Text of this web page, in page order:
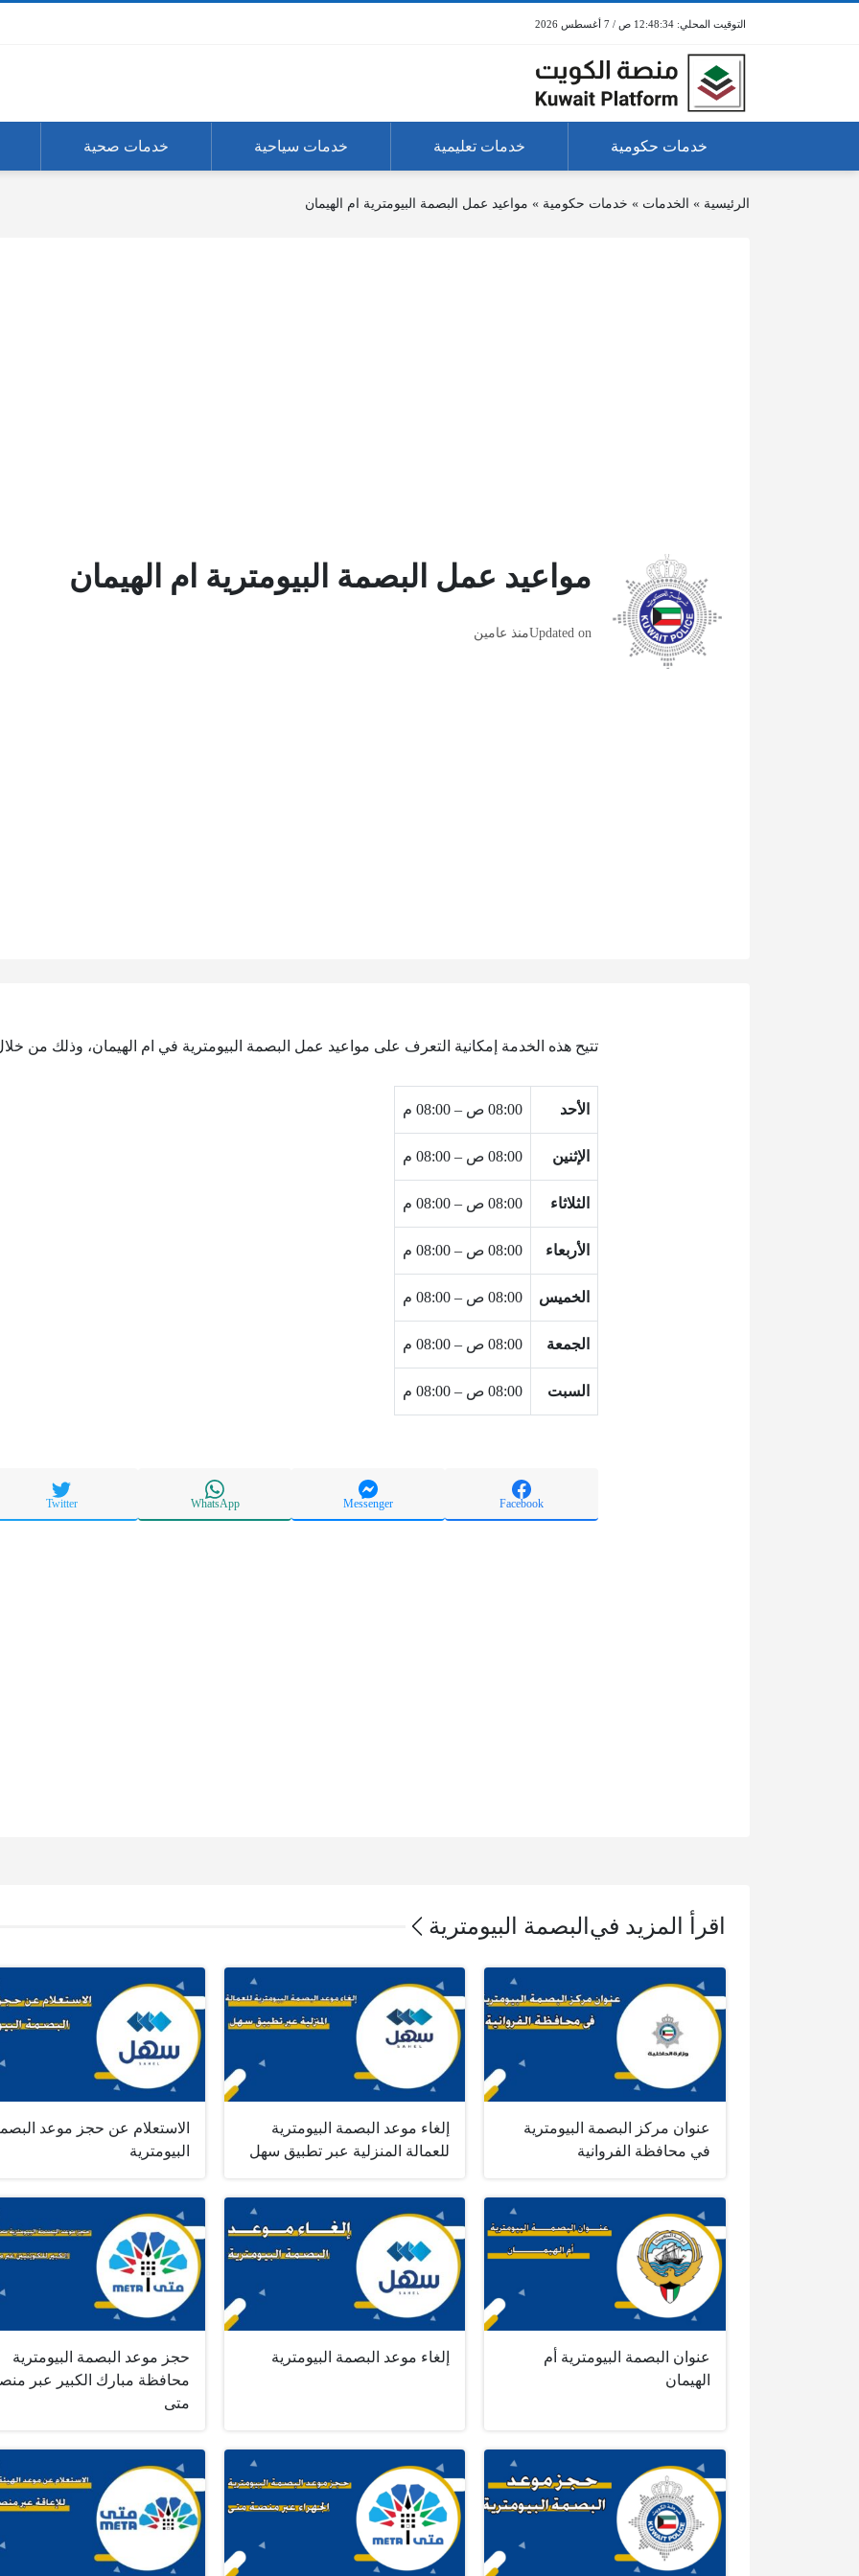
12:48:34 ص / 7 أغسطس 2026
خدمات حكومية خدمات تعليمية خدمات سياحية خدمات صحية
الرئيسية » الخدمات » خدمات حكومية » مواعيد عمل البصمة البيومترية ام الهيمان
مواعيد عمل البصمة البيومترية ام الهيمان
Updated onمنذ عامين
تتيح هذه الخدمة إمكانية التعرف على مواعيد عمل البصمة البيومترية في ام الهيمان، وذلك من
الأحد 08:00 ص – 08:00 م
الإثنين 08:00 ص – 08:00 م
الثلاثاء 08:00 ص – 08:00 م
الأربعاء 08:00 ص – 08:00 م
الخميس 08:00 ص – 08:00 م
الجمعة 08:00 ص – 08:00 م
السبت 08:00 ص – 08:00 م
Facebook
Messenger
WhatsApp
Twitter
اقرأ المزيد في البصمة البيومترية
عنوان مركز البصمة البيومترية
في محافظة الفروانية
إلغاء موعد البصمة البيومترية
للعمالة المنزلية عبر تطبيق سهل
الاستعلام عن حجز موعد
البيومترية
عنوان البصمة البيومترية أم
الهيمان
إلغاء موعد البصمة البيومترية
حجز موعد البصمة البيومترية
محافظة مبارك الكبير عبر
متى